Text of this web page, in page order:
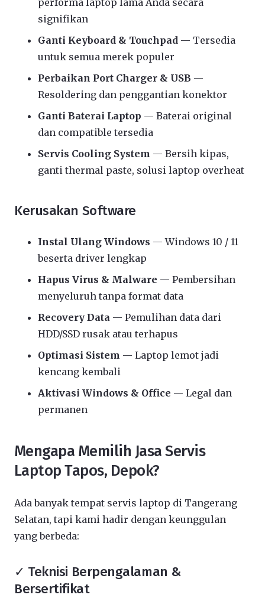
performa laptop lama Anda secara
signifikan
Ganti Keyboard & Touchpad — Tersedia
untuk semua merek populer
Perbaikan Port Charger & USB —
Resoldering dan penggantian konektor
Ganti Baterai Laptop — Baterai original
dan compatible tersedia
Servis Cooling System — Bersih kipas,
ganti thermal paste, solusi laptop overheat
Kerusakan Software
Instal Ulang Windows — Windows 10 / 11
beserta driver lengkap
Hapus Virus & Malware — Pembersihan
menyeluruh tanpa format data
Recovery Data — Pemulihan data dari
HDD/SSD rusak atau terhapus
Optimasi Sistem — Laptop lemot jadi
kencang kembali
Aktivasi Windows & Office — Legal dan
permanen
Mengapa Memilih Jasa Servis
Laptop Tapos, Depok?
Ada banyak tempat servis laptop di Tangerang
Selatan, tapi kami hadir dengan keunggulan
yang berbeda:
✓ Teknisi Berpengalaman &
Bersertifikat